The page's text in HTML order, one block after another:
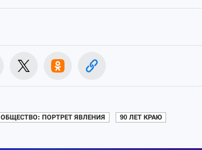
ОБЩЕСТВО: ПОРТРЕТ ЯВЛЕНИЯ 90 ЛЕТ КРАЮ